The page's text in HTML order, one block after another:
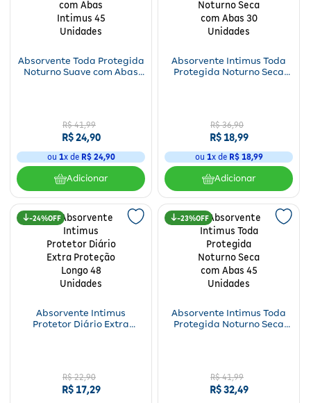
Absorvente Toda Protegida
Noturno Suave com Abas
R$ 41,99
R$24,90
ou 1x de R$ 24,90
Adicionar
Absorvente Intimus Toda
Protegida Noturno Seca
R$ 36,90
R$18,99
ou 1x de R$ 18,99
Adicionar
24%
Absorvente Intimus
Protetor Diário Extra
R$ 22,90
R$17,29
23%
Absorvente Intimus Toda
Protegida Noturno Seca
R$ 41,99
R$32,49
Fitoterápicos e Homeopáticos